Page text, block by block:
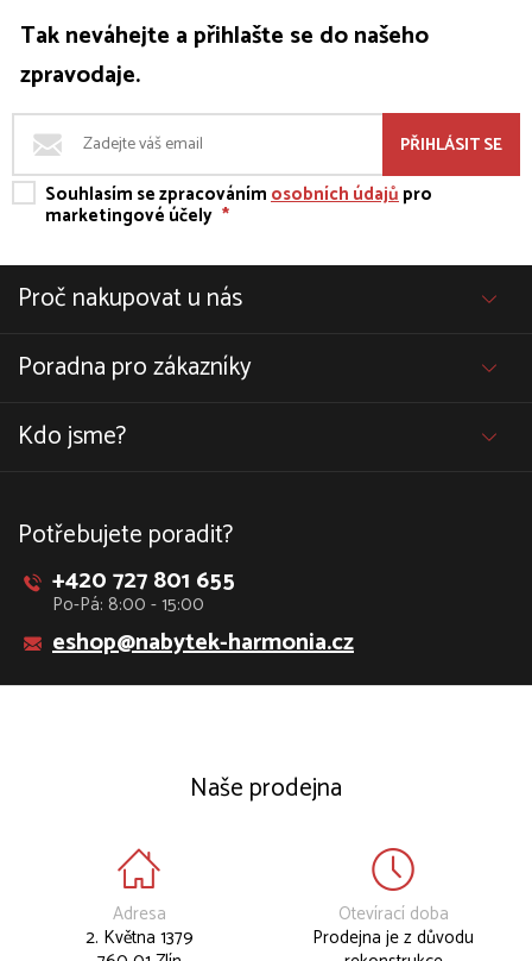
Tak neváhejte a přihlašte se do našeho
zpravodaje.
PŘIHLÁSIT SE
Souhlasím se zpracovánímosobních údajůpro
marketingové účely *
Proč nakupovat u nás
Poradna pro zákazníky
Kdo jsme?
Potřebujete poradit?
+420 727 801 655
Po-Pá: 8:00 - 15:00
eshop@nabytek-harmonia.cz
Naše prodejna
Adresa
2. Května 1379
Otevírací doba
Prodejna je z důvodu